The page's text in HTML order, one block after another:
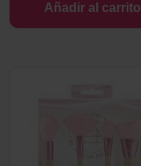
Añadir al carrito